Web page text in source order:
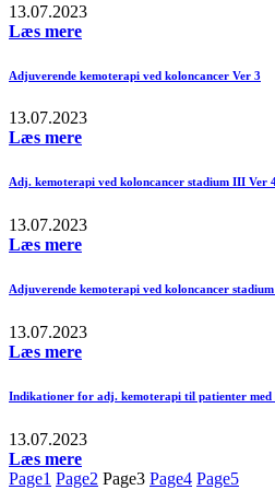
13.07.2023
Læs mere
Adjuverende kemoterapi ved koloncancer Ver 3
13.07.2023
Læs mere
Adj. kemoterapi ved koloncancer stadium III Ver
13.07.2023
Læs mere
Adjuverende kemoterapi ved koloncancer
13.07.2023
Læs mere
Indikationer for adj. kemoterapi til patienter
13.07.2023
Læs mere
Page1 Page2 Page3 Page4 Page5